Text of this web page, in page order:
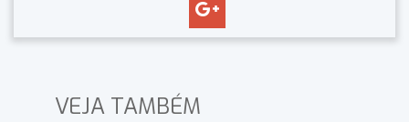
VEJA TAMBÉM